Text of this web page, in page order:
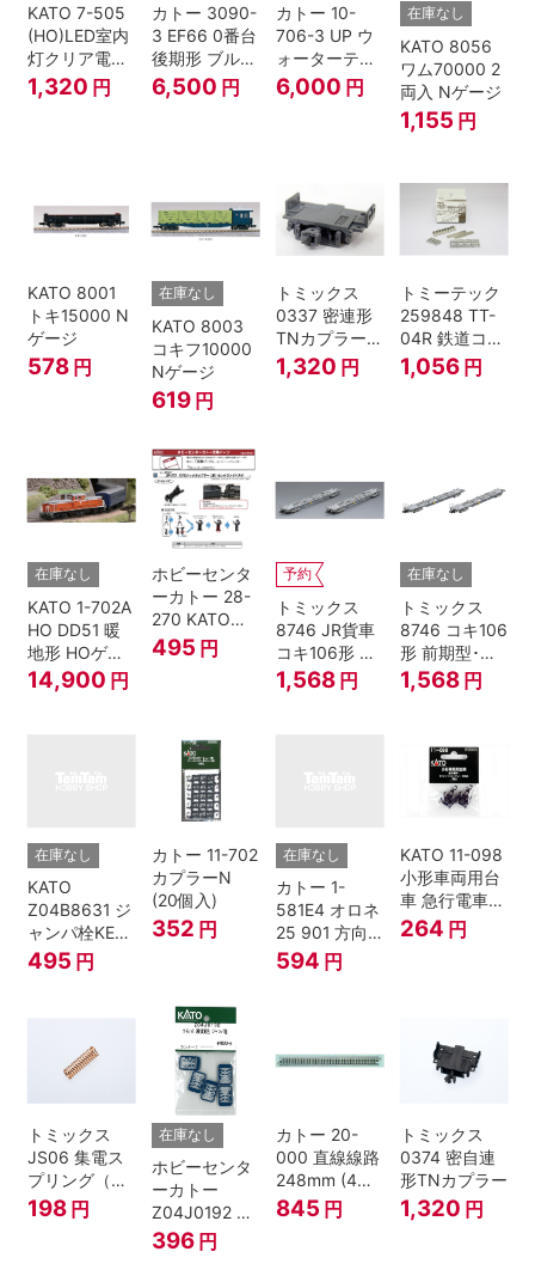
KATO 7-505
(HO)LED室内
灯クリア電球
色
1,320 円
カトー 3090-
3 EF66 0番台
後期形 ブルー
トレイン牽引
機
6,500 円
カトー 10-
706-3 UP ウ
ォーターテン
ダー 2両入
6,000 円
在庫なし
KATO 8056
ワム70000 2
両入 Nゲージ
1,155 円
KATO 8001
トキ15000 N
ゲージ
578 円
在庫なし
KATO 8003
コキフ10000
Nゲージ
619 円
トミックス
0337 密連形
TNカプラー
(6個入・SPタ
イプ)
1,320 円
トミーテック
259848 TT-
04R 鉄道コレ
クション
1,056 円
在庫なし
KATO 1-702A
HO DD51 暖
地形 HOゲー
ジ
14,900 円
ホビーセンタ
ーカトー 28-
270 KATOナ
ックルカプラ
ー 黒 センタ
495 円
予約
トミックス
8746 JR貨車
コキ106形 前
期型･新塗装･
コンテナな
1,568 円
在庫なし
トミックス
8746 コキ106
形 前期型･新
塗装･コンテ
ナなし･2両セ
1,568 円
在庫なし
KATO
Z04B8631 ジ
ャンパ栓KE76
濃青 ランナー
495 円
カトー 11-702
カプラーN
(20個入)
352 円
在庫なし
カトー 1-
581E4 オロネ
25 901 方向
幕 4両分
594 円
KATO 11-098
小形車両用台
車 急行電車1
Bトレインシ
ョーティー 対
264 円
トミックス
JS06 集電ス
プリング（Ｌ
=7.5mm・4個
入） 鉄道模型
198 円
在庫なし
ホビーセンタ
ーカトー
Z04J0192 ク
モハ115 横須
賀色 ジャンパ
396 円
カトー 20-
000 直線線路
248mm (4本
入) Nゲージ
845 円
トミックス
0374 密自連
形TNカプラー
1,320 円